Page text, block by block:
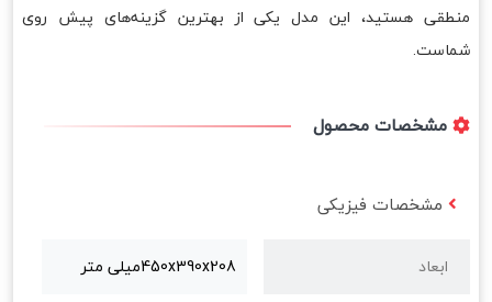
منطقی هستید، این مدل یکی از بهترین گزینه‌های پیش روی
شماست.
مشخصات محصول
مشخصات فیزیکی
ابعاد 450x390x208میلی متر